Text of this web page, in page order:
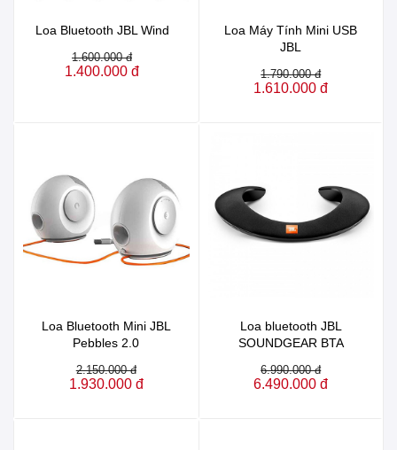
Loa Bluetooth JBL Wind
1.600.000 đ
1.400.000 đ
Loa Máy Tính Mini USB
JBL
1.790.000 đ
1.610.000 đ
Loa Bluetooth Mini JBL
Pebbles 2.0
2.150.000 đ
1.930.000 đ
Loa bluetooth JBL
SOUNDGEAR BTA
6.990.000 đ
6.490.000 đ